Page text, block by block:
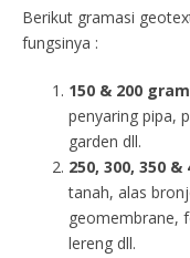
Berikut gramasi
fungsinya :
150 & 200
penyaring pipa,
garden dll.
250, 300, 350
tanah, alas
geomembrane,
lereng dll.